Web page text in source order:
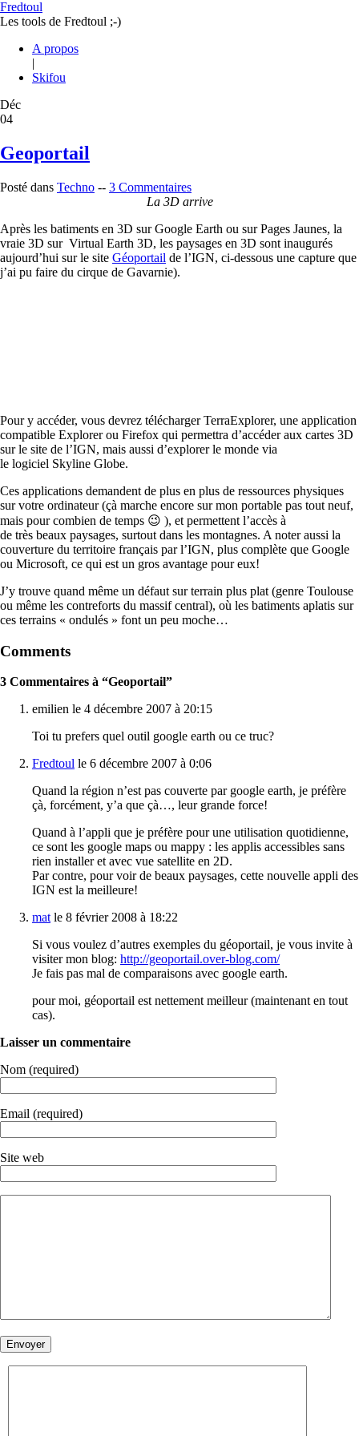
Fredtoul
Les tools de Fredtoul ;-)
A propos
|
Skifou
Déc
04
Geoportail
Posté dans Techno -- 3 Commentaires
La 3D arrive
Après les batiments en 3D sur Google Earth ou sur Pages Jaunes, la
vraie 3D sur Virtual Earth 3D, les paysages en 3D sont inaugurés
aujourd’hui sur le site Géoportail de l’IGN, ci-dessous une capture que
j’ai pu faire du cirque de Gavarnie).
Pour y accéder, vous devrez télécharger TerraExplorer, une application
compatible Explorer ou Firefox qui permettra d’accéder aux cartes 3D
sur le site de l’IGN, mais aussi d’explorer le monde via
le logiciel Skyline Globe.
Ces applications demandent de plus en plus de ressources physiques
sur votre ordinateur (çà marche encore sur mon portable pas tout neuf,
mais pour combien de temps 😉 ), et permettent l’accès à
de très beaux paysages, surtout dans les montagnes. A noter aussi la
couverture du territoire français par l’IGN, plus complète que Google
ou Microsoft, ce qui est un gros avantage pour eux!
J’y trouve quand même un défaut sur terrain plus plat (genre Toulouse
ou même les contreforts du massif central), où les batiments aplatis sur
ces terrains « ondulés » font un peu moche…
Comments
3 Commentaires à “Geoportail”
emilien le 4 décembre 2007 à 20:15
Toi tu prefers quel outil google earth ou ce truc?
Fredtoul le 6 décembre 2007 à 0:06
Quand la région n’est pas couverte par google earth, je préfère
çà, forcément, y’a que çà…, leur grande force!
Quand à l’appli que je préfère pour une utilisation quotidienne,
ce sont les google maps ou mappy : les applis accessibles sans
rien installer et avec vue satellite en 2D.
Par contre, pour voir de beaux paysages, cette nouvelle appli des
IGN est la meilleure!
mat le 8 février 2008 à 18:22
Si vous voulez d’autres exemples du géoportail, je vous invite à
visiter mon blog: http://geoportail.over-blog.com/
Je fais pas mal de comparaisons avec google earth.
pour moi, géoportail est nettement meilleur (maintenant en tout
cas).
Laisser un commentaire
Nom (required)
Email (required)
Site web